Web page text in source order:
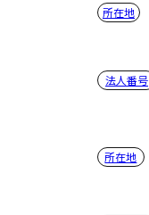
所在地
法人番号
所在地